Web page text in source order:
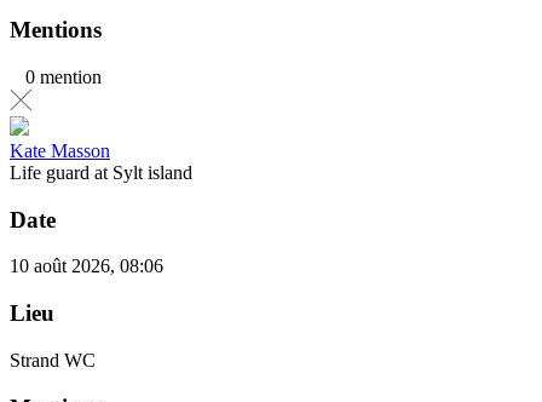
Mentions
0 mention
Kate Masson
Life guard at Sylt island
Date
10 août 2026, 08:06
Lieu
Strand WC